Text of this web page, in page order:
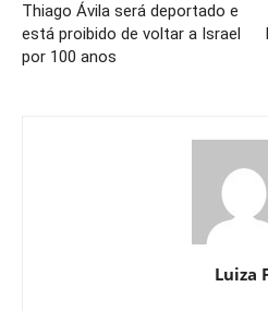
Thiago Ávila será deportado e
está proibido de voltar a Israel
por 100 anos
Luiza